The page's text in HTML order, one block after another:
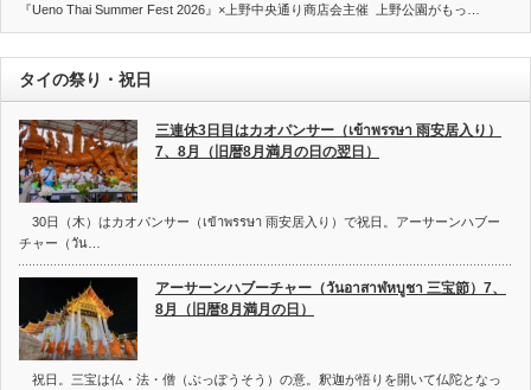
『Ueno Thai Summer Fest 2026』×上野中央通り商店会主催 上野公園がもっ…
タイの祭り・祝日
三連休3日目はカオパンサー（เข้าพรรษา 雨安居入り）
7、8月（旧暦8月満月の日の翌日）
30日（木）はカオパンサー（เข้าพรรษา 雨安居入り）で祝日。アーサーンハブー
チャー（วัน…
アーサーンハブーチャー（วันอาสาฬหบูชา 三宝節）7、
8月（旧暦8月満月の日）
祝日。三宝は仏・法・僧（ぶっぽうそう）の意。釈迦が悟りを開いて仏陀となっ